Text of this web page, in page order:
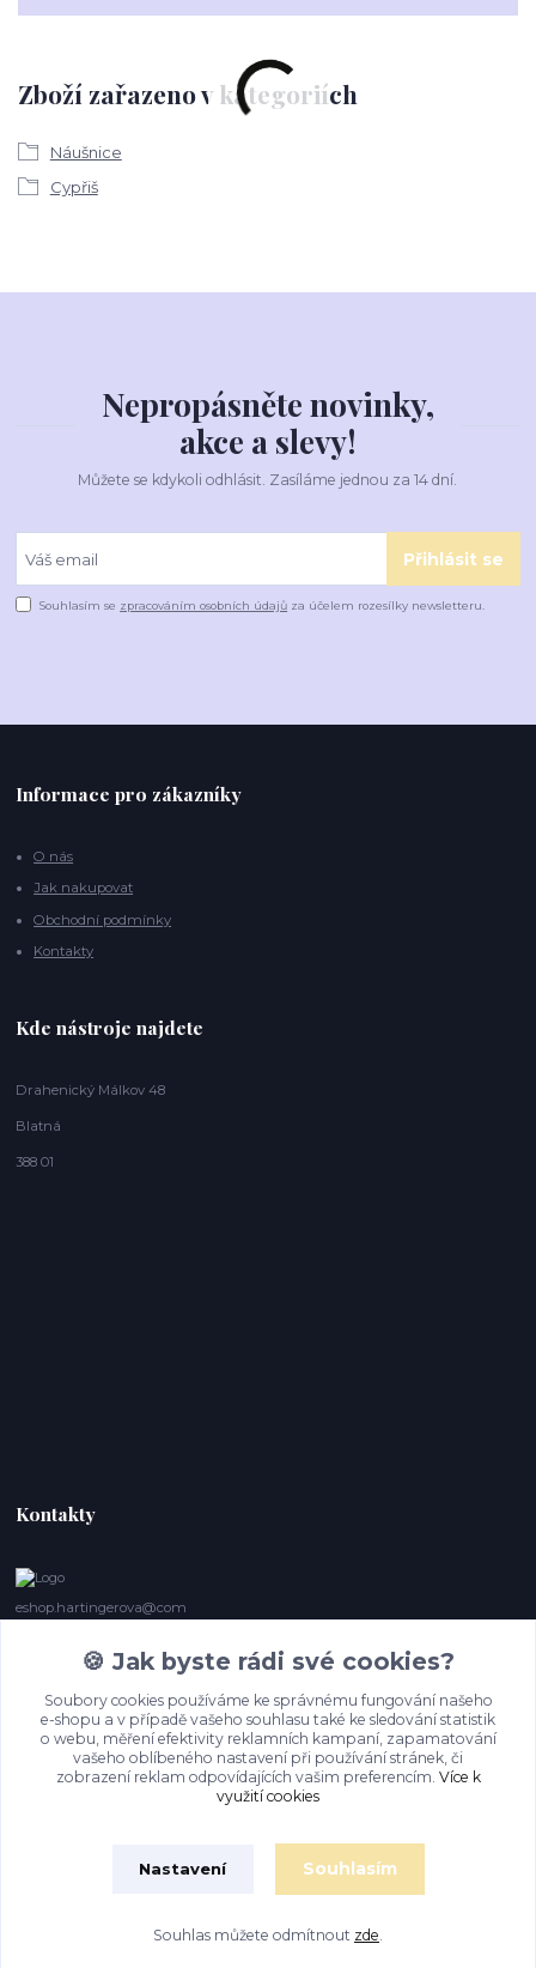
Zboží zařazeno v kategoriích
Náušnice
Cypřiš
Nepropásněte novinky,
akce a slevy!
Můžete se kdykoli odhlásit. Zasíláme jednou za 14 dní.
Přihlásit se
Souhlasím se zpracováním osobních údajů za účelem rozesílky newsletteru.
Informace pro zákazníky
O nás
Jak nakupovat
Obchodní podmínky
Kontakty
Kde nástroje najdete
Drahenický Málkov 48
Blatná
388 01
Kontakty
eshop.hartingerova@com
Irena Marie Hartingerová
605132850
(Po-Ne, 9- 20 hod.) Když se nedovoláte, volám zpět
imh@hartingerova.com
Vytvořeno na Eshop-rychle.cz
🍪 Jak byste rádi své cookies?
Soubory cookies používáme ke správnému fungování našeho
e-shopu a v případě vašeho souhlasu také ke sledování statistik
o webu, měření efektivity reklamních kampaní, zapamatování
vašeho oblíbeného nastavení při používání stránek, či
zobrazení reklam odpovídajících vašim preferencím. Více k
využití cookies
Nastavení Souhlasím
Souhlas můžete odmítnout zde